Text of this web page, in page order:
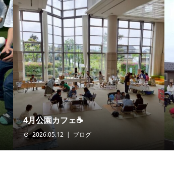
4月公園カフェ☕️
2026.05.12 ブログ